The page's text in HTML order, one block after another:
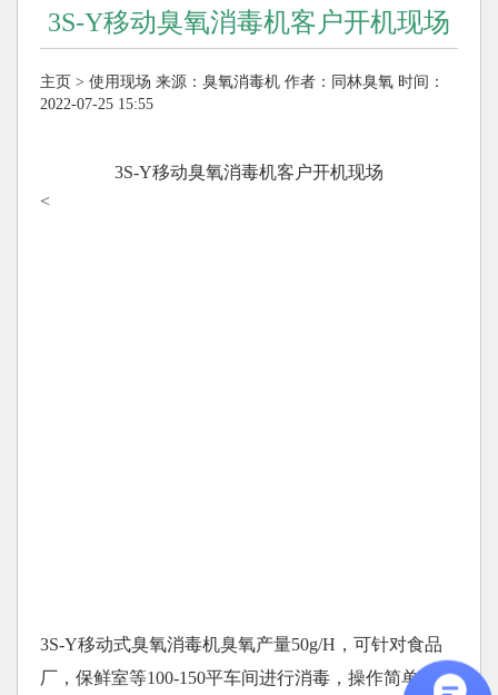
3S-Y移动臭氧消毒机客户开机现场
主页 > 使用现场 来源： 臭氧消毒机 作者：同林臭氧 时间：
2022-07-25 15:55
3S-Y移动臭氧消毒机客户开机现场
<
3S-Y移动式臭氧消毒机臭氧产量50g/H，可针对食品
厂，保鲜室等100-150平车间进行消毒，操作简单、带